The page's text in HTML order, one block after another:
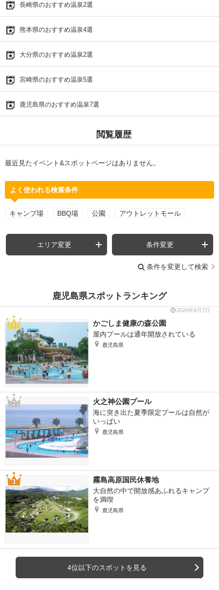
長崎県のおすすめ温泉2選
熊本県のおすすめ温泉4選
大分県のおすすめ温泉2選
宮崎県のおすすめ温泉5選
鹿児島県のおすすめ温泉7選
閲覧履歴
最近見たイベント&スポットページはありません。
よく使われる検索条件
キャンプ場 BBQ場 公園 アウトレットモール
エリア変更 条件変更
条件を変更して検索
鹿児島県スポットランキング
2026年8月7日
かごしま健康の森公園
屋内プールは通年開放されている
鹿児島県
火之神公園プール
海に突き出た夏季限定プールは自然が
いっぱい
鹿児島県
霧島高原国民休養地
大自然の中で開放感あふれるキャンプ
を満喫
鹿児島県
4位以下のスポットを見る